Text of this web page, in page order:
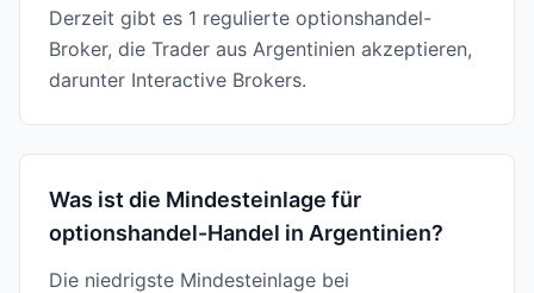
Derzeit gibt es 1 regulierte optionshandel-
Broker, die Trader aus Argentinien akzeptieren,
darunter Interactive Brokers.
Was ist die Mindesteinlage für
optionshandel-Handel in Argentinien?
Die niedrigste Mindesteinlage bei